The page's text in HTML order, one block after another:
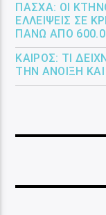
ΠΆΣΧΑ: ΟΙ
ΕΛΛΕΊΨΕΙΣ ΣΕ
ΠΆΝΩ ΑΠΌ
ΚΑΙΡΌΣ: ΤΙ
ΤΗΝ ΆΝΟΙΞΗ